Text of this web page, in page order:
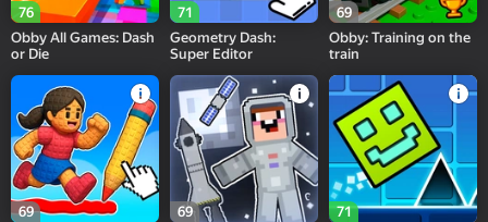
76
Obby All Games: Dash
or Die
71
Geometry Dash:
Super Editor
69
Obby: Training on the
train
69
69
71